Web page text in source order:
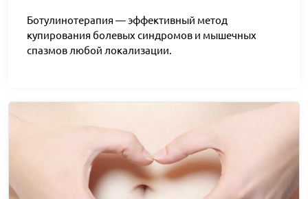
Ботулинотерапия — эффективный метод
купирования болевых синдромов и мышечных
спазмов любой локализации.